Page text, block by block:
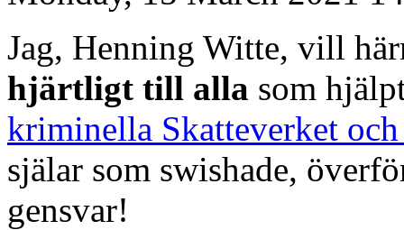
Jag, Henning Witte, vill
hjärtligt till alla som
kriminella Skatteverket
själar som swishade,
gensvar!